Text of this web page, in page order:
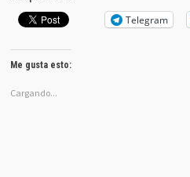
Telegram
Me gusta esto:
Cargando...